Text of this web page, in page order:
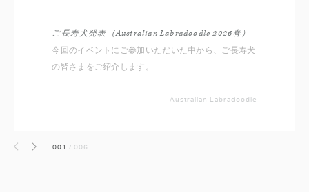
ご長寿犬発表（Australian Labradoodle 2026春）
今回のイベントにご参加いただいた中から、ご長寿犬
の皆さまをご紹介します。
Australian Labradoodle
前へ 次へ 001 /006